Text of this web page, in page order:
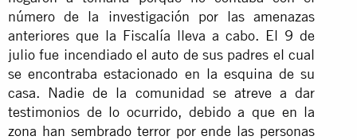
número de la investigación por las amenazas
anteriores que la Fiscalía lleva a cabo. El 9 de
julio fue incendiado el auto de sus padres el cual
se encontraba estacionado en la esquina de su
casa. Nadie de la comunidad se atreve a dar
testimonios de lo ocurrido, debido a que en la
zona han sembrado terror por ende las personas